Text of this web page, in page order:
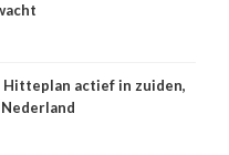
Hitteplan actief in zuiden,